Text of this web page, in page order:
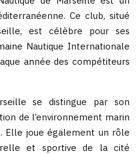
Ce club, situé
est célèbre pour ses
Nautique Internationale
année des compétiteurs
se distingue par son
de l’environnement marin
Elle joue également un rôle
et sportive de la cité